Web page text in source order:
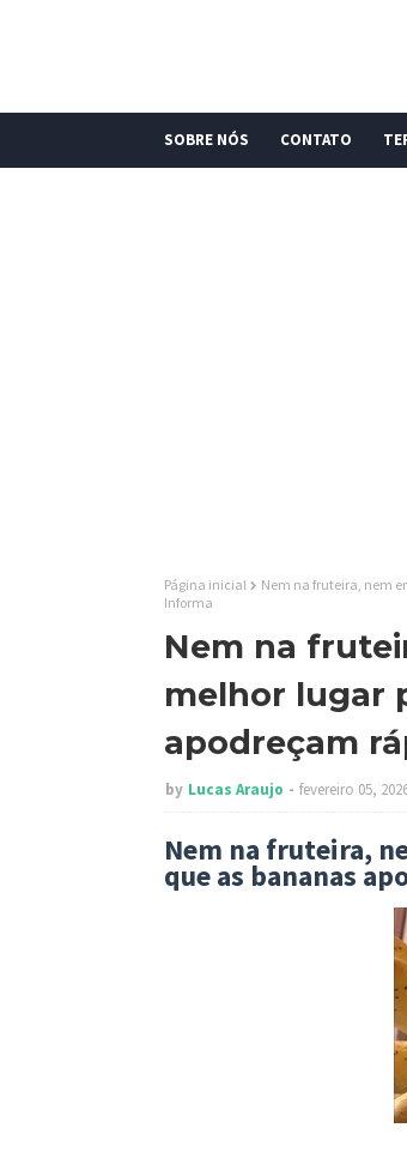
SOBRE NÓS CONTATO
Página inicial
Nem na fruteira, nem
Informa
Nem na
melhor lugar
apodreçam
by Lucas Araujo fevereiro 05,
Nem na fruteira,
que as bananas